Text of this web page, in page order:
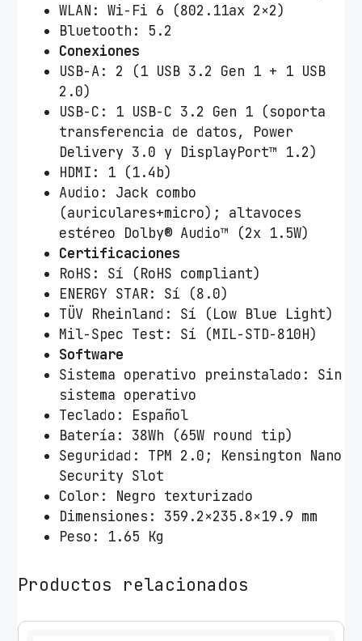
WLAN: Wi-Fi 6 (802.11ax 2×2)
Bluetooth: 5.2
Conexiones
USB-A: 2 (1 USB 3.2 Gen 1 + 1 USB
2.0)
USB-C: 1 USB-C 3.2 Gen 1 (soporta
transferencia de datos, Power
Delivery 3.0 y DisplayPort™ 1.2)
HDMI: 1 (1.4b)
Audio: Jack combo
(auriculares+micro); altavoces
estéreo Dolby® Audio™ (2x 1.5W)
Certificaciones
RoHS: Sí (RoHS compliant)
ENERGY STAR: Sí (8.0)
TÜV Rheinland: Sí (Low Blue Light)
Mil-Spec Test: Sí (MIL-STD-810H)
Software
Sistema operativo preinstalado: Sin
sistema operativo
Teclado: Español
Batería: 38Wh (65W round tip)
Seguridad: TPM 2.0; Kensington Nano
Security Slot
Color: Negro texturizado
Dimensiones: 359.2×235.8×19.9 mm
Peso: 1.65 Kg
Productos relacionados